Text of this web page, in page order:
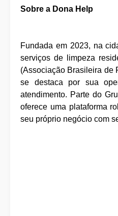
Sobre a Dona Help
Fundada em 2023, na
serviços de limpeza
(Associação Brasileira de
se destaca por sua
atendimento. Parte do
oferece uma plataforma
seu próprio negócio com